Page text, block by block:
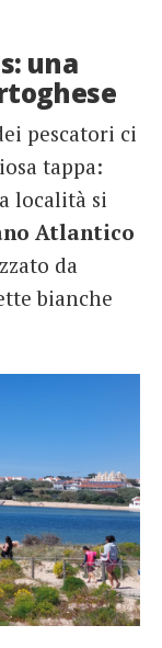
una
pescatori ci
tappa:
località si
Atlantico
da
bianche